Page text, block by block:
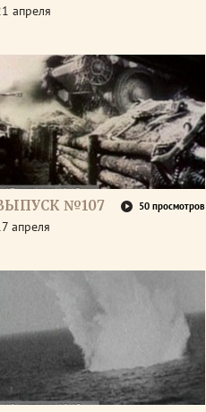
апреля
№107 50 просмотров
апреля